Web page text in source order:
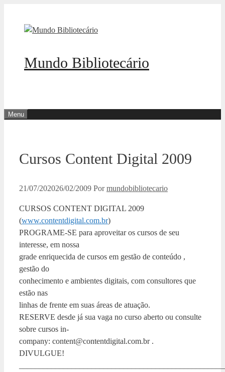
Mundo Bibliotecário
Menu
Cursos Content Digital 2009
21/07/202026/02/2009 Pormundobibliotecario
CURSOS CONTENT DIGITAL 2009
(www.contentdigital.com.br)
PROGRAME-SE para aproveitar os cursos de seu
interesse, em nossa
grade enriquecida de cursos em gestão de conteúdo ,
gestão do
conhecimento e ambientes digitais, com consultores que
estão nas
linhas de frente em suas áreas de atuação.
RESERVE desde já sua vaga no curso aberto ou consulte
sobre cursos in-
company: content@contentdigital.com.br .
DIVULGUE!